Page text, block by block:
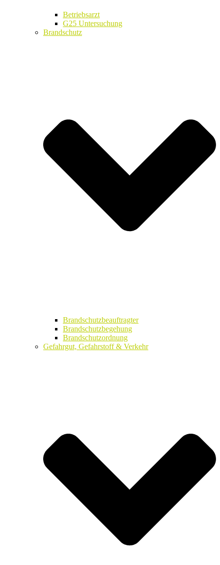
Betriebsarzt
G25 Untersuchung
Brandschutz
Brandschutzbeauftragter
Brandschutzbegehung
Brandschutzordnung
Gefahrgut, Gefahrstoff & Verkehr